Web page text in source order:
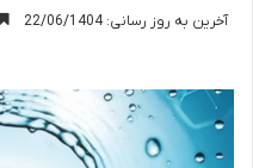
آخرین به روز رسانی: 22/06/1404